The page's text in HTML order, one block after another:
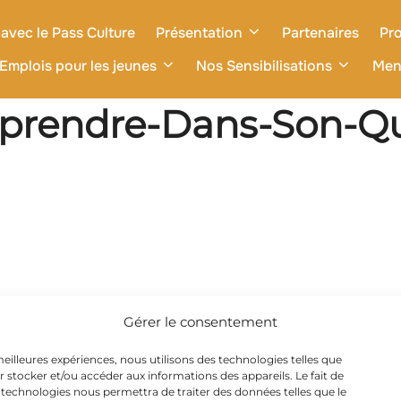
Gérer le consentement
expériences, nous utilisons des technologies telles que
stocker et/ou accéder aux informations des appareils. Le fait de
nous permettra de traiter des données telles que le
le Pass Culture Présentation Partenaires
pour les jeunes
Nos Sensibilisations
Dans-Son-